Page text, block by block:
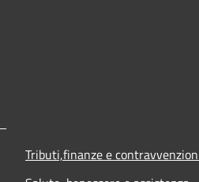
Tributi,finanze e